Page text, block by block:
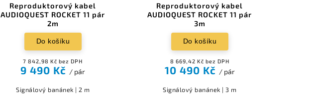
Reproduktorový kabel
AUDIOQUEST ROCKET 11 pár
2m
7 842,98 Kč bez DPH
9 490 Kč / pár
Do košíku
Signálový banánek | 2 m
Reproduktorový kabel
AUDIOQUEST ROCKET 11 pár
3m
8 669,42 Kč bez DPH
10 490 Kč / pár
Do košíku
Signálový banánek | 3 m